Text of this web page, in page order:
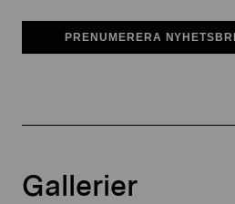
PRENUMERERA
Gallerier